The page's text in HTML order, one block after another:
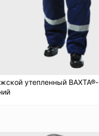
утепленный ВАХТА®-